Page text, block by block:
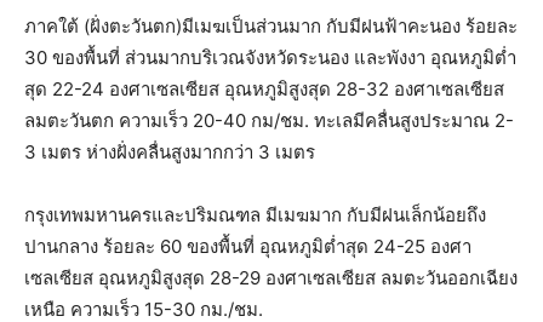
ภาคใต้ (ฝั่งตะวันตก)มีเมฆเป็นส่วนมาก กับมีฝนฟ้าคะนอง ร้อยละ
30 ของพื้นที่ ส่วนมากบริเวณจังหวัดระนอง และพังงา อุณหภูมิต่ำ
สุด 22-24 องศาเซลเซียส อุณหภูมิสูงสุด 28-32 องศาเซลเซียส
ลมตะวันตก ความเร็ว 20-40 กม/ชม. ทะเลมีคลื่นสูงประมาณ 2-
3 เมตร ห่างฝั่งคลื่นสูงมากกว่า 3 เมตร
กรุงเทพมหานครและปริมณฑล มีเมฆมาก กับมีฝนเล็กน้อยถึง
ปานกลาง ร้อยละ 60 ของพื้นที่ อุณหภูมิต่ำสุด 24-25 องศา
เซลเซียส อุณหภูมิสูงสุด 28-29 องศาเซลเซียส ลมตะวันออกเฉียง
เหนือ ความเร็ว 15-30 กม./ชม.